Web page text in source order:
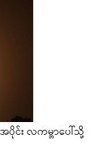
အပိုင်း လကမ္ဘာပေါ်သို့